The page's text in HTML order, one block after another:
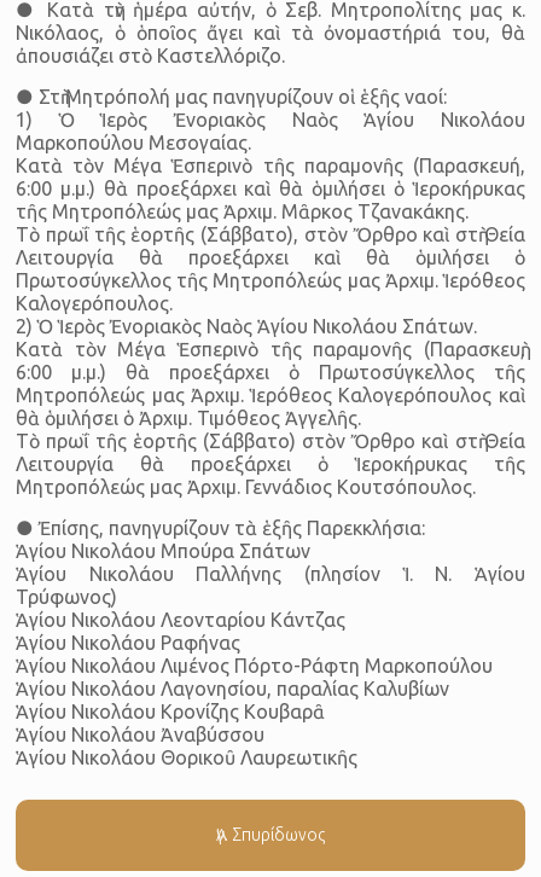
● Κατὰ τὴν ἡμέρα αὐτήν, ὁ Σεβ. Μητροπολίτης μας κ.
Νικόλαος, ὁ ὁποῖος ἄγει καὶ τὰ ὀνομαστήριά του, θὰ
ἀπουσιάζει στὸ Καστελλόριζο.
● Στὴ Μητρόπολή μας πανηγυρίζουν οἱ ἑξῆς ναοί:
1) Ὁ Ἱερὸς Ἐνοριακὸς Ναὸς Ἁγίου Νικολάου
Μαρκοπούλου Μεσογαίας.
Κατὰ τὸν Μέγα Ἑσπερινὸ τῆς παραμονῆς (Παρασκευή,
6:00 μ.μ.) θὰ προεξάρχει καὶ θὰ ὁμιλήσει ὁ Ἱεροκήρυκας
τῆς Μητροπόλεώς μας Ἀρχιμ. Μᾶρκος Τζανακάκης.
Τὸ πρωΐ τῆς ἑορτῆς (Σάββατο), στὸν Ὄρθρο καὶ στὴ Θεία
Λειτουργία θὰ προεξάρχει καὶ θὰ ὁμιλήσει ὁ
Πρωτοσύγκελλος τῆς Μητροπόλεώς μας Ἀρχιμ. Ἱερόθεος
Καλογερόπουλος.
2) Ὁ Ἱερὸς Ἐνοριακὸς Ναὸς Ἁγίου Νικολάου Σπάτων.
Κατὰ τὸν Μέγα Ἑσπερινὸ τῆς παραμονῆς (Παρασκευὴ,
6:00 μ.μ.) θὰ προεξάρχει ὁ Πρωτοσύγκελλος τῆς
Μητροπόλεώς μας Ἀρχιμ. Ἱερόθεος Καλογερόπουλος καὶ
θὰ ὁμιλήσει ὁ Ἀρχιμ. Τιμόθεος Ἀγγελῆς.
Τὸ πρωΐ τῆς ἑορτῆς (Σάββατο) στὸν Ὄρθρο καὶ στὴ Θεία
Λειτουργία θὰ προεξάρχει ὁ Ἱεροκήρυκας τῆς
Μητροπόλεώς μας Ἀρχιμ. Γεννάδιος Κουτσόπουλος.
● Ἐπίσης, πανηγυρίζουν τὰ ἑξῆς Παρεκκλήσια:
Ἁγίου Νικολάου Μπούρα Σπάτων
Ἁγίου Νικολάου Παλλήνης (πλησίον Ἱ. Ν. Ἁγίου
Τρύφωνος)
Ἁγίου Νικολάου Λεονταρίου Κάντζας
Ἁγίου Νικολάου Ραφήνας
Ἁγίου Νικολάου Λιμένος Πόρτο-Ράφτη Μαρκοπούλου
Ἁγίου Νικολάου Λαγονησίου, παραλίας Καλυβίων
Ἁγίου Νικολάου Κρονίζης Κουβαρᾶ
Ἁγίου Νικολάου Ἀναβύσσου
Ἁγίου Νικολάου Θορικοῦ Λαυρεωτικῆς
Ἁγ. Σπυρίδωνος